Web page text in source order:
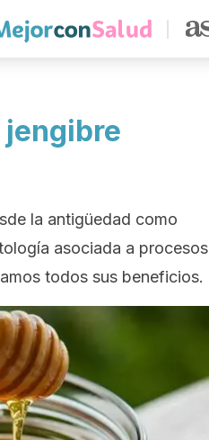
jengibre
la antigüedad como
asociada a procesos
todos sus beneficios.